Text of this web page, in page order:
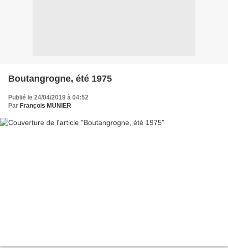
Boutangrogne, été 1975
Publié le 24/04/2019 à 04:52
Par François MUNIER